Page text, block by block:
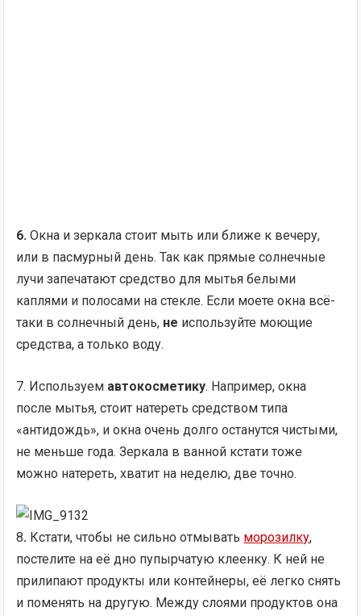
6.Окна и зеркала стоит мыть или ближе к вечеру,
или в пасмурный день. Так как прямые солнечные
лучи запечатают средство для мытья белыми
каплями и полосами на стекле. Если моете окна всё-
таки в солнечный день, не используйте моющие
средства, а только воду.
7. Используем автокосметику. Например, окна
после мытья, стоит натереть средством типа
«антидождь», и окна очень долго останутся чистыми,
не меньше года. Зеркала в ванной кстати тоже
можно натереть, хватит на неделю, две точно.
8. Кстати, чтобы не сильно отмывать морозилку,
постелите на её дно пупырчатую клеенку. К ней не
прилипают продукты или контейнеры, её легко снять
и поменять на другую. Между слоями продуктов она